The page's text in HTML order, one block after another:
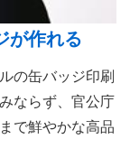
が作れる
の缶バッジ印刷
ならず、官公庁
で鮮やかな高品